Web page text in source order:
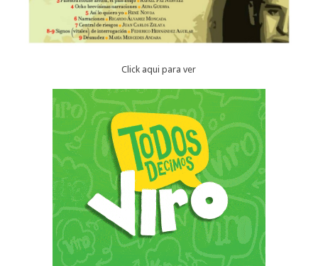
Click aqui para ver